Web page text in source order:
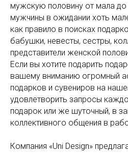
мужскую половину от мала до
мужчины в ожидании хоть
как правило в поисках
бабушки, невесты, сестры,
представители женской
Если вы хотите подарить
вашему вниманию огромный
подарков и сувениров на
удовлетворить запросы
подарок или же шуточный, в
коллективного общения в
Компания «Uni Design»